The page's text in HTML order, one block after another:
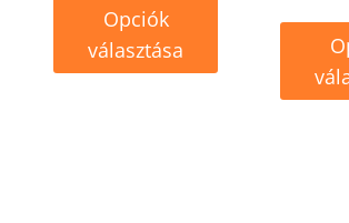
Opciók
választása